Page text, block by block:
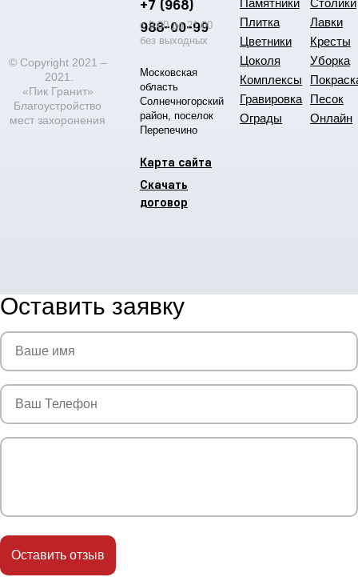
© Copyright 2021 –
2021.
«Пик Гранит»
Благоустройство
мест захоронения
+7 (968)
988-00-99
с 9:00 до 21:00
без выходных
Московская
область
Солнечногорский
район, поселок
Перепечино
Карта сайта
Скачать
договор
Памятники
Плитка
Цветники
Цоколя
Комплексы
Гравировка
Ограды
Столики
Лавки
Кресты
Уборка
Песок
Онлайн
Оставить заявку